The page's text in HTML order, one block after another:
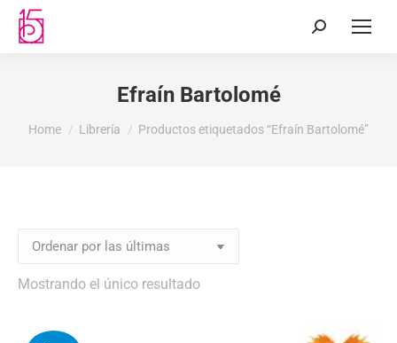
Efraín Bartolomé
You are here:
Home Librería Productos etiquetados “Efraín Bartolomé”
Mostrando el único resultado